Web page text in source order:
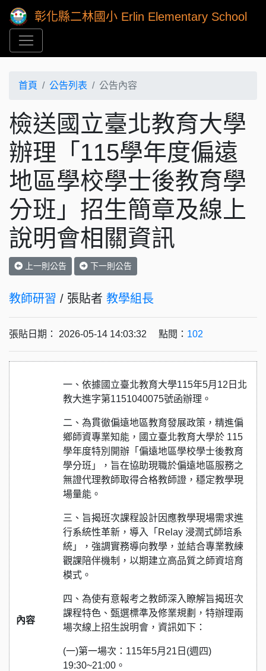
彰化縣二林國小 Erlin Elementary School
首頁 公告列表 公告內容
檢送國立臺北教育大學
辦理「115學年度偏遠
地區學校學士後教育學
分班」招生簡章及線上
說明會相關資訊
上一則公告 下一則公告
教師研習 / 張貼者 教學組長
張貼日期： 2026-05-14 14:03:32 點閱： 102
內容
一、依據國立臺北教育大學115年5月12日北
教大進字第1151040075號函辦理。
二、為貫徹偏遠地區教育發展政策，精進偏
鄉師資專業知能，國立臺北教育大學於 115
學年度特別開辦「偏遠地區學校學士後教育
學分班」，旨在協助現職於偏遠地區服務之
無證代理教師取得合格教師證，穩定教學現
場量能。
三、旨揭班次課程設計因應教學現場需求進
行系統性革新，導入「Relay 浸潤式師培系
統」，強調實務導向教學，並結合專業教練
觀課陪伴機制，以期建立高品質之師資培育
模式。
四、為使有意報考之教師深入瞭解旨揭班次
課程特色、甄選標準及修業規劃，特辦理兩
場次線上招生說明會，資訊如下：
(一)第一場次：115年5月21日(週四)
19:30~21:00。